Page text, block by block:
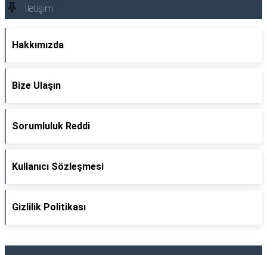
İletişim
Hakkımızda
Bize Ulaşın
Sorumluluk Reddi
Kullanıcı Sözleşmesi
Gizlilik Politikası